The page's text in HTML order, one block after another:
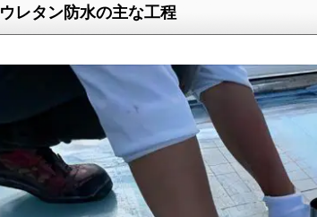
ウレタン防水の主な工程